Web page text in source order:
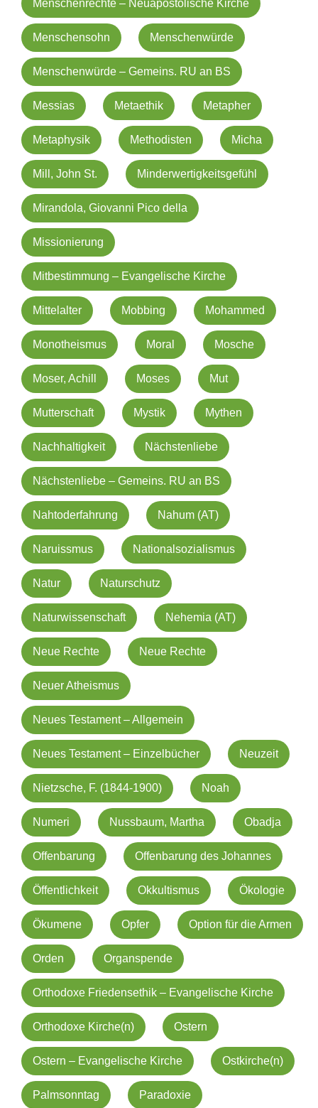
Menschenrechte – Neuapostolische Kirche
Menschensohn Menschenwürde
Menschenwürde – Gemeins. RU an BS
Messias Metaethik Metapher
Metaphysik Methodisten Micha
Mill, John St. Minderwertigkeitsgefühl
Mirandola, Giovanni Pico della
Missionierung
Mitbestimmung – Evangelische Kirche
Mittelalter Mobbing Mohammed
Monotheismus Moral Mosche
Moser, Achill Moses Mut
Mutterschaft Mystik Mythen
Nachhaltigkeit Nächstenliebe
Nächstenliebe – Gemeins. RU an BS
Nahtoderfahrung Nahum (AT)
Naruissmus Nationalsozialismus
Natur Naturschutz
Naturwissenschaft Nehemia (AT)
Neue Rechte Neue Rechte
Neuer Atheismus
Neues Testament – Allgemein
Neues Testament – Einzelbücher Neuzeit
Nietzsche, F. (1844-1900) Noah
Numeri Nussbaum, Martha Obadja
Offenbarung Offenbarung des Johannes
Öffentlichkeit Okkultismus Ökologie
Ökumene Opfer Option für die Armen
Orden Organspende
Orthodoxe Friedensethik – Evangelische Kirche
Orthodoxe Kirche(n) Ostern
Ostern – Evangelische Kirche Ostkirche(n)
Palmsonntag Paradoxie